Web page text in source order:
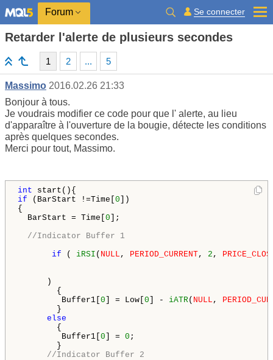
Forum Se connecter
Retarder l'alerte de plusieurs secondes
1 2 ... 5
Massimo 2016.02.26 21:33
Bonjour à tous.
Je voudrais modifier ce code pour que l' alerte, au lieu
d'apparaître à l'ouverture de la bougie, détecte les conditions
après quelques secondes.
Merci pour tout, Massimo.
int
if (BarStart !=Time[ 0 ])
{
BarStart = Time[ 0 ];
//Indicator Buffer 1
if ( iRSI ( NULL , PERIOD_CURRENT, 2 ,
)
{
Buffer1[ 0 ] = Low[ 0 ] - iATR( NULL ,
}
else
{
Buffer1[ 0 ] = 0 ;
}
//Indicator Buffer 2